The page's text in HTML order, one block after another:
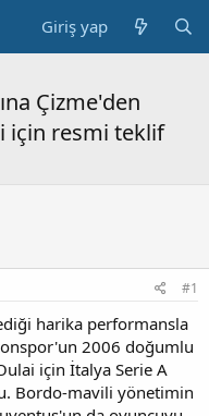
Giriş yap
Çizme'den
için resmi teklif
#1
harika performansla
2006 doğumlu
için İtalya Serie A
Bordo-mavili yönetimin